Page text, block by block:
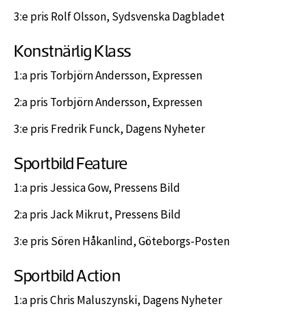
3:e pris Rolf Olsson, Sydsvenska Dagbladet
Konstnärlig Klass
1:a pris Torbjörn Andersson, Expressen
2:a pris Torbjörn Andersson, Expressen
3:e pris Fredrik Funck, Dagens Nyheter
Sportbild Feature
1:a pris Jessica Gow, Pressens Bild
2:a pris Jack Mikrut, Pressens Bild
3:e pris Sören Håkanlind, Göteborgs-Posten
Sportbild Action
1:a pris Chris Maluszynski, Dagens Nyheter